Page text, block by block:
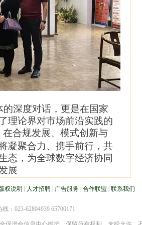
深度对话，更是在国家
理论界对市场前沿实践的
在合规发展、模式创新与
凝聚合力、携手前行，共
态，为全球数字经济协同
展
权说明 人才招聘 广告服务 合作联盟 联系我们
：023-62804939 65700171